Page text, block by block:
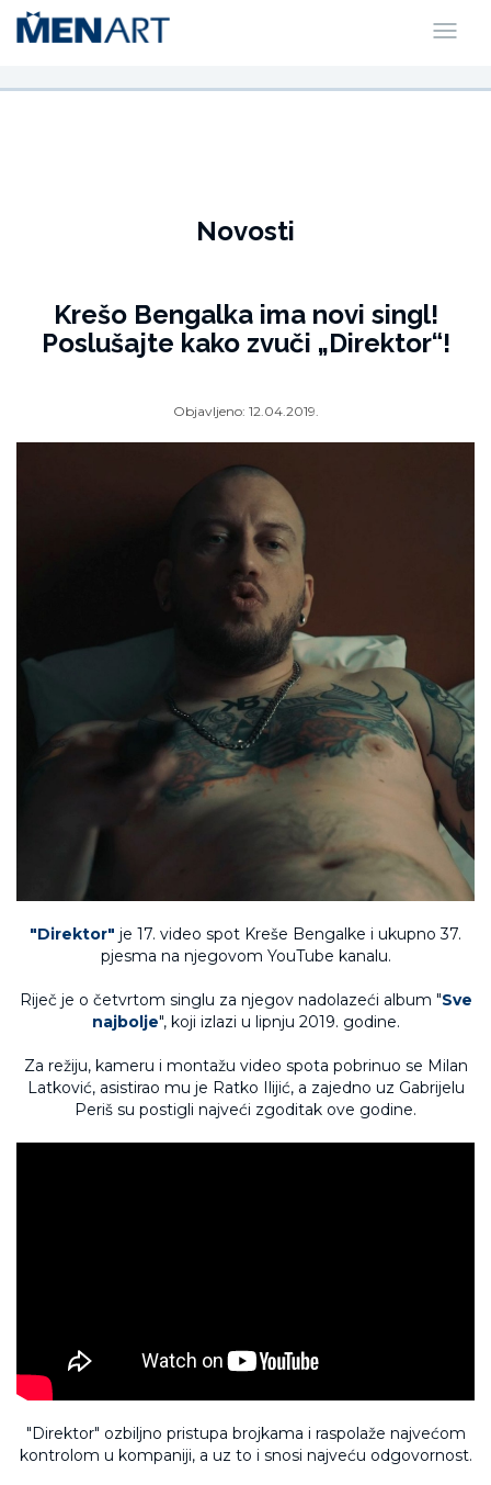
Novosti
Krešo Bengalka ima novi singl!
Poslušajte kako zvuči „Direktor“!
Objavljeno: 12.04.2019.
"Direktor" je 17. video spot Kreše Bengalke i ukupno 37.
pjesma na njegovom YouTube kanalu.
Riječ je o četvrtom singlu za njegov nadolazeći album "Sve
najbolje", koji izlazi u lipnju 2019. godine.
Za režiju, kameru i montažu video spota pobrinuo se Milan
Latković, asistirao mu je Ratko Ilijić, a zajedno uz Gabrijelu
Periš su postigli najveći zgoditak ove godine.
"Direktor" ozbiljno pristupa brojkama i raspolaže najvećom
kontrolom u kompaniji, a uz to i snosi najveću odgovornost.